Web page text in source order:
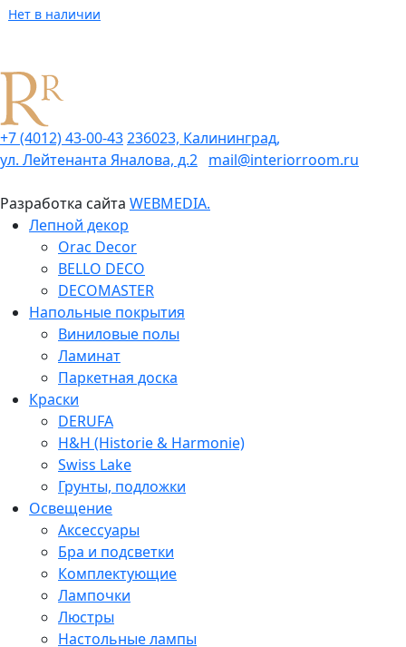
Нет в наличии
+7 (4012) 43-00-43236023, Калининград,
ул. Лейтенанта Яналова, д.2 mail@interiorroom.ru
Разработка сайта WEBMEDIA.
Лепной декор
Orac Decor
BELLO DECO
DECOMASTER
Напольные покрытия
Виниловые полы
Ламинат
Паркетная доска
Краски
DERUFA
H&H (Historie & Harmonie)
Swiss Lake
Грунты, подложки
Освещение
Аксессуары
Бра и подсветки
Комплектующие
Лампочки
Люстры
Настольные лампы